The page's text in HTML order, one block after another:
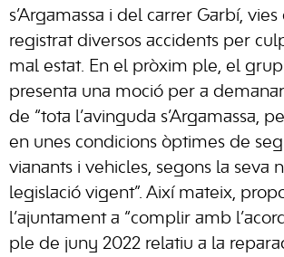
s’Argamassa i del carrer Garbí,
registrat diversos accidents per
mal estat. En el pròxim ple, el grup
presenta una moció per a
de “tota l’avinguda s’Argamassa,
en unes condicions òptimes de
vianants i vehicles, segons la seva
legislació vigent”. Així mateix,
l’ajuntament a “complir amb
ple de juny 2022 relatiu a la